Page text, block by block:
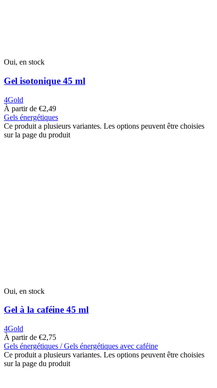
Oui, en stock
Gel isotonique 45 ml
4Gold
À partir de €2,49
Gels énergétiques
Ce produit a plusieurs variantes. Les options peuvent être choisies
sur la page du produit
Oui, en stock
Gel à la caféine 45 ml
4Gold
À partir de €2,75
Gels énergétiques / Gels énergétiques avec caféine
Ce produit a plusieurs variantes. Les options peuvent être choisies
sur la page du produit